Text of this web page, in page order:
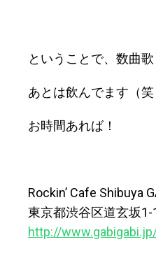
ということで、数曲歌
あとは飲んでます（笑
お時間あれば！
Rockin’ Cafe Shibuya
東京都渋谷区道玄坂1-
http://